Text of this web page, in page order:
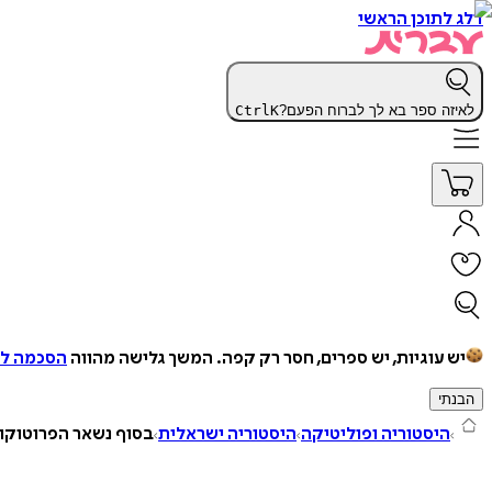
דלג לתוכן הראשי
לאיזה ספר בא לך לברוח הפעם? CtrlK
יש עוגיות, יש ספרים, חסר רק קפה. המשך גלישה מהווה הסכמה
הבנתי
היסטוריה ופוליטיקה היסטוריה ישראלית בסוף נשאר